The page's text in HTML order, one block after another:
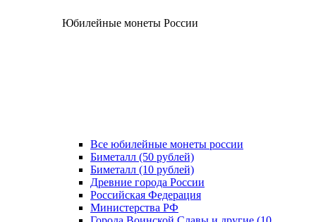
Юбилейные монеты России
Все юбилейные монеты россии
Биметалл (50 рублей)
Биметалл (10 рублей)
Древние города России
Российская Федерация
Министерства РФ